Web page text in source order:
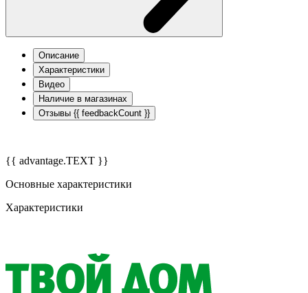
Описание
Характеристики
Видео
Наличие в магазинах
Отзывы {{ feedbackCount }}
{{ advantage.TEXT }}
Основные характеристики
Характеристики